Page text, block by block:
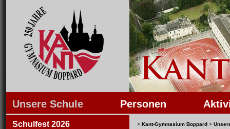
Unsere Schule Personen
Schulfest 2026 > Kant-Gymnasium Boppard >